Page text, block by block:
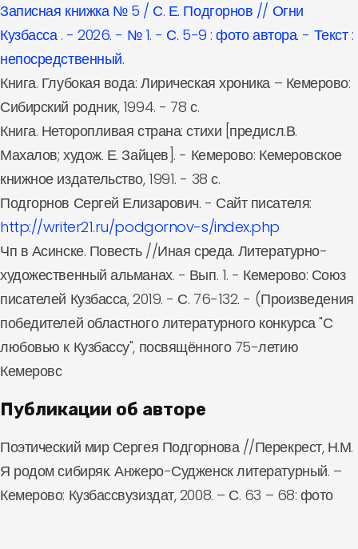
Записная книжка № 5 / С. Е. Подгорнов // Огни
Кузбасса . - 2026. - № 1. - С. 5-9 : фото автора. - Текст :
непосредственный.
Книга. Глубокая вода: Лирическая хроника – Кемерово:
Сибирский родник, 1994. - 78 с.
Книга. Неторопливая страна: стихи [предисл.В.
Махалов; худож. Е. Зайцев]. - Кемерово: Кемеровское
книжное издательство, 1991. - 38 с.
Подгорнов Сергей Елизарович. - Сайт писателя:
http://writer21.ru/podgornov-s/index.php
Чп в Асинске. Повесть //Иная среда. Литературно-
художественный альманах. - Вып. 1. - Кемерово: Союз
писателей Кузбасса, 2019. - С. 76-132. - (Произведения
победителей областного литературного конкурса "С
любовью к Кузбассу", посвящённого 75-летию
Кемеровс
Публикации об авторе
Поэтический мир Сергея Подгорнова //Перекрест, Н.М.
Я родом сибиряк. Анжеро-Судженск литературный. –
Кемерово: Кузбассвузиздат, 2008. – С. 63 – 68: фото